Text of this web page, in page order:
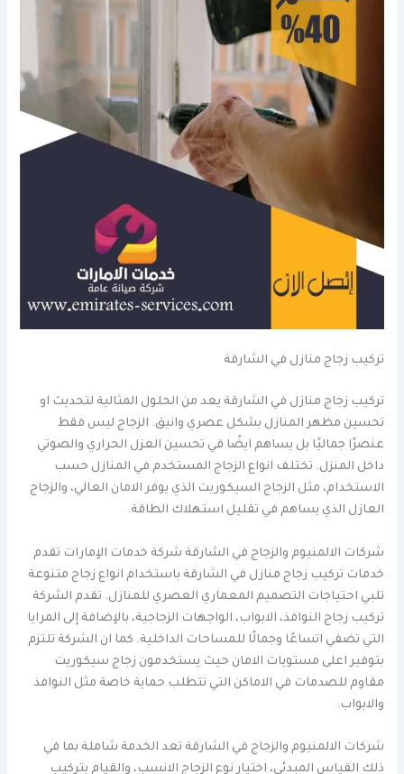
تركيب زجاج منازل في الشارقة
تركيب زجاج منازل في الشارقة يعد من الحلول المثالية لتحديث او
تحسين مظهر المنازل بشكل عصري وانيق. الزجاج ليس فقط
عنصرًا جماليًا بل يساهم ايضًا في تحسين العزل الحراري والصوتي
داخل المنزل. تختلف انواع الزجاج المستخدم في المنازل حسب
الاستخدام، مثل الزجاج السيكوريت الذي يوفر الامان العالي، والزجاج
العازل الذي يساهم في تقليل استهلاك الطاقة.
شركات الالمنيوم والزجاج في الشارقة شركة خدمات الإمارات تقدم
خدمات تركيب زجاج منازل في الشارقة باستخدام انواع زجاج متنوعة
تلبي احتياجات التصميم المعماري العصري للمنازل. تقدم الشركة
تركيب زجاج النوافذ، الابواب، الواجهات الزجاجية، بالإضافة إلى المرايا
التي تضفي اتساعًا وجمالًا للمساحات الداخلية. كما ان الشركة تلتزم
بتوفير اعلى مستويات الامان حيث يستخدمون زجاج سيكوريت
مقاوم للصدمات في الاماكن التي تتطلب حماية خاصة مثل النوافذ
والابواب.
شركات الالمنيوم والزجاج في الشارقة تعد الخدمة شاملة بما في
ذلك القياس المبدئي، اختيار نوع الزجاج الانسب، والقيام بتركيب